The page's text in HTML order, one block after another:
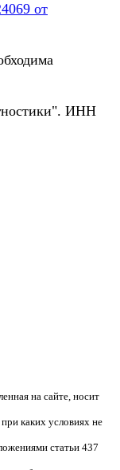
от
ИНН
на сайте, носит
каких условиях не
статьи 437